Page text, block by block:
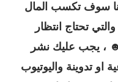
هنا سوف تكسب المال
تحتاج انتظار
، يجب عليك نشر
او تدوينة واليوتيوب